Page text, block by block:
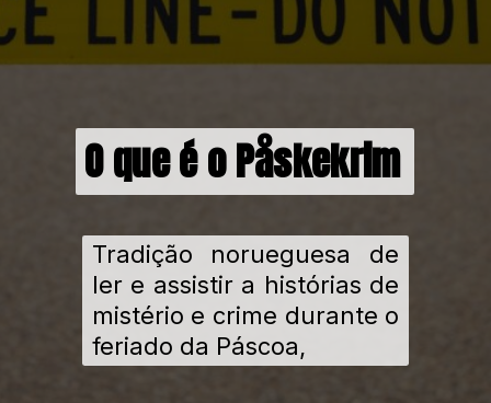
O que é o Påskekrim
Tradição norueguesa de
ler e assistir a histórias de
mistério e crime durante o
feriado da Páscoa,